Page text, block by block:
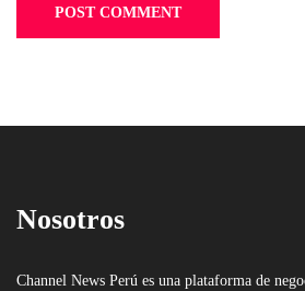
Nosotros
Channel News Perú es una plataforma de